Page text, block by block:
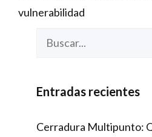
vulnerabilidad
Entradas recientes
Cerradura Multipunto: